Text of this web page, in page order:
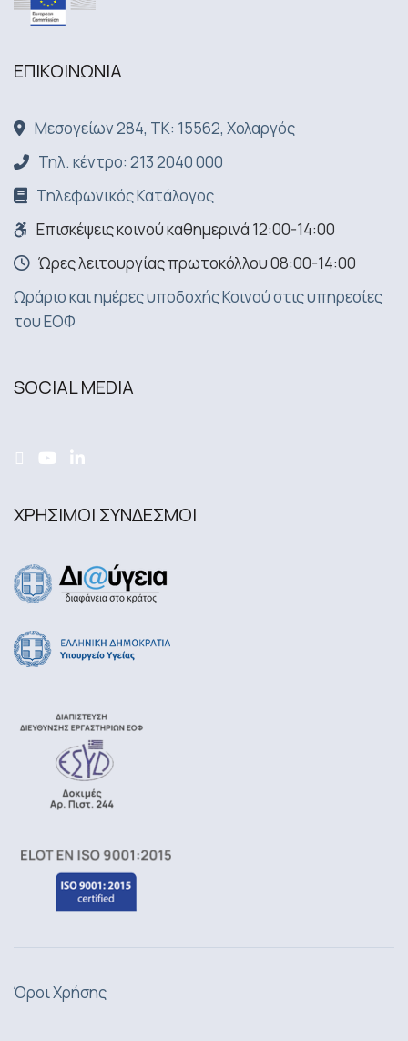
ΕΠΙΚΟΙΝΩΝΙA
Μεσογείων 284, ΤΚ: 15562, Χολαργός
Τηλ. κέντρο: 213 2040 000
Τηλεφωνικός Κατάλογος
Επισκέψεις κοινού καθημερινά 12:00-14:00
Ώρες λειτουργίας πρωτοκόλλου 08:00-14:00
Ωράριο και ημέρες υποδοχής Κοινού στις υπηρεσίες
του ΕΟΦ
SOCIAL MEDIA
ΧΡΗΣΙΜΟΙ ΣΥΝΔΕΣΜΟΙ
Όροι Χρήσης